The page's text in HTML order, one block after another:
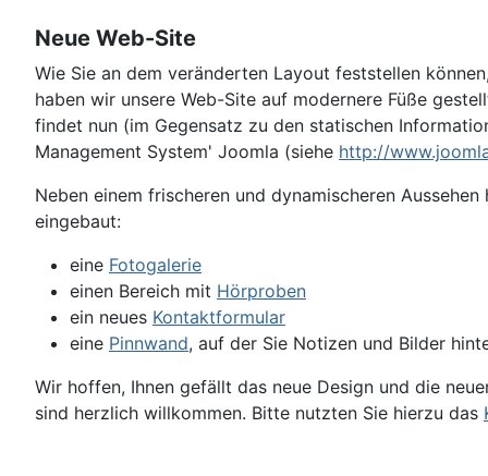
Neue Web-Site
Wie Sie an dem veränderten Layout feststellen
haben wir unsere Web-Site auf modernere Füße
findet nun (im Gegensatz zu den statischen
Management System' Joomla (siehe http://
Neben einem frischeren und dynamischeren
eingebaut:
eine Fotogalerie
einen Bereich mit Hörproben
ein neues Kontaktformular
eine Pinnwand, auf der Sie Notizen und Bilder
Wir hoffen, Ihnen gefällt das neue Design und die
sind herzlich willkommen. Bitte nutzten Sie hierzu das